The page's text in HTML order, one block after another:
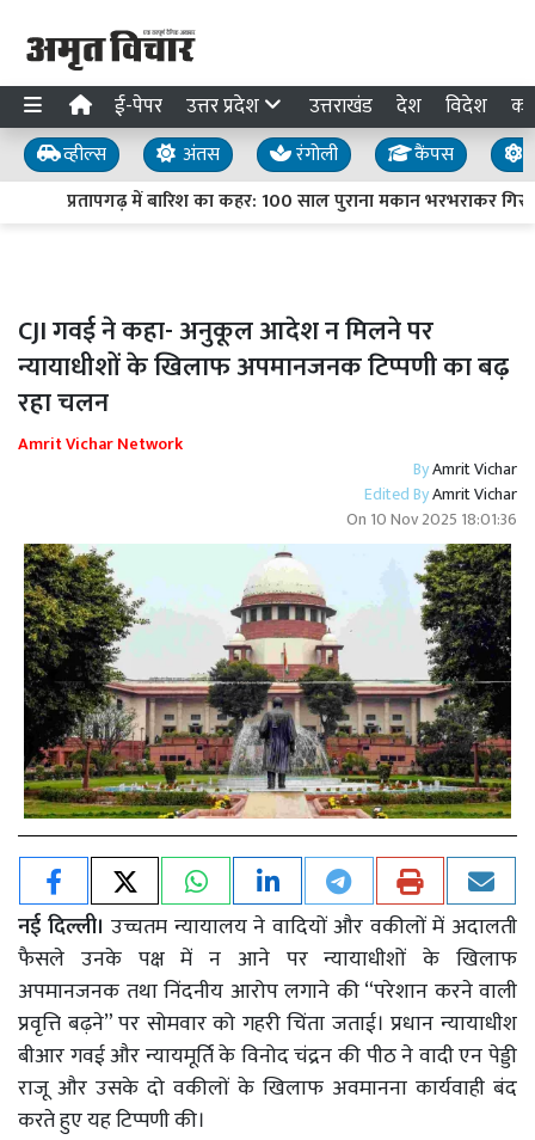
ई-पेपर उत्तर प्रदेश उत्तराखंड देश विदेश
व्हील्स अंतस रंगोली कैंपस
प्रतापगढ़ में बारिश का कहर: 100 साल पुराना मकान भरभराकर
CJI गवई ने कहा- अनुकूल आदेश न मिलने पर
न्यायाधीशों के खिलाफ अपमानजनक टिप्पणी का बढ़
रहा चलन
Amrit Vichar Network
ByAmrit Vichar
Edited ByAmrit Vichar
On 10 Nov 2025 18:01:36
नई दिल्ली।उच्चतम न्यायालय ने वादियों और वकीलों में अदालती
फैसले उनके पक्ष में न आने पर न्यायाधीशों के खिलाफ
अपमानजनक तथा निंदनीय आरोप लगाने की “परेशान करने वाली
प्रवृत्ति बढ़ने” पर सोमवार को गहरी चिंता जताई। प्रधान न्यायाधीश
बीआर गवई और न्यायमूर्ति के विनोद चंद्रन की पीठ ने वादी एन पेड्डी
राजू और उसके दो वकीलों के खिलाफ अवमानना ​​कार्यवाही बंद
करते हुए यह टिप्पणी की।